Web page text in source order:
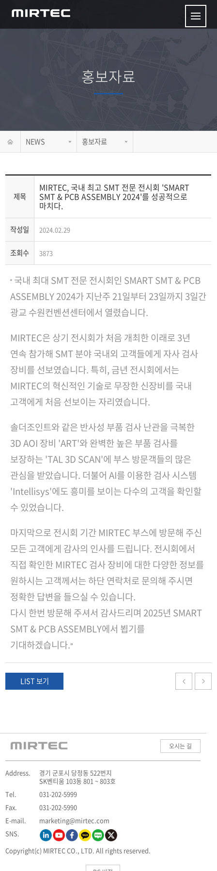
홍보자료
NEWS 홍보자료
제목
MIRTEC, 국내 최고 SMT 전문 전시회 'SMART
SMT & PCB ASSEMBLY 2024'를 성공적으로
마치다.
작성일 2024.02.29
조회수 3873
‟ 국내 최대 SMT 전문 전시회인 SMART SMT & PCB
ASSEMBLY 2024가 지난주 21일부터 23일까지 3일간
광교 수원컨벤션센터에서 열렸습니다.
MIRTEC은 상기 전시회가 처음 개최한 이래로 3년
연속 참가해 SMT 분야 국내외 고객들에게 자사 검사
장비를 선보였습니다. 특히, 금년 전시회에서는
MIRTEC의 혁신적인 기술로 무장한 신장비를 국내
고객에게 처음 선보이는 자리였습니다.
솔더조인트와 같은 반사성 부품 검사 난관을 극복한
3D AOI 장비 'ART'와 완벽한 높은 부품 검사를
보장하는 'TAL 3D SCAN'에 부스 방문객들의 많은
관심을 받았습니다. 더불어 AI를 이용한 검사 시스템
'Intellisys'에도 흥미를 보이는 다수의 고객을 확인할
수 있었습니다.
마지막으로 전시회 기간 MIRTEC 부스에 방문해 주신
모든 고객에게 감사의 인사를 드립니다. 전시회에서
직접 확인한 MIRTEC 검사 장비에 대한 다양한 정보를
원하시는 고객께서는 하단 연락처로 문의해 주시면
정확한 답변을 들으실 수 있습니다.
다시 한번 방문해 주셔서 감사드리며 2025년 SMART
SMT & PCB ASSEMBLY에서 뵙기를
기대하겠습니다.”
LIST 보기
오시는 길
Address.
경기 군포시 당정동 522번지
SK벤티움 103동 801 ~ 803호
Tel.
031-202-5999
Fax.
031-202-5990
E-mail.
marketing@mirtec.com
SNS.
Copyright(c) MIRTEC CO., LTD. All rights reserved.